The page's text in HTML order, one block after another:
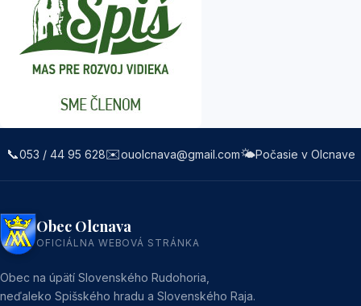
📞053 / 44 95 628✉️ouolcnava@gmail.com🌤️Počasie v Olcnave
Obec Olcnava
OFICIÁLNA WEBOVÁ STRÁNKA
Obec na úpätí Slovenského Rudohoria,
neďaleko Spišského hradu a Slovenského Raja.